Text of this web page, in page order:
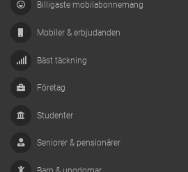
Billigaste mobilabonnemang
Mobiler & erbjudanden
Bäst täckning
Företag
Studenter
Seniorer & pensionärer